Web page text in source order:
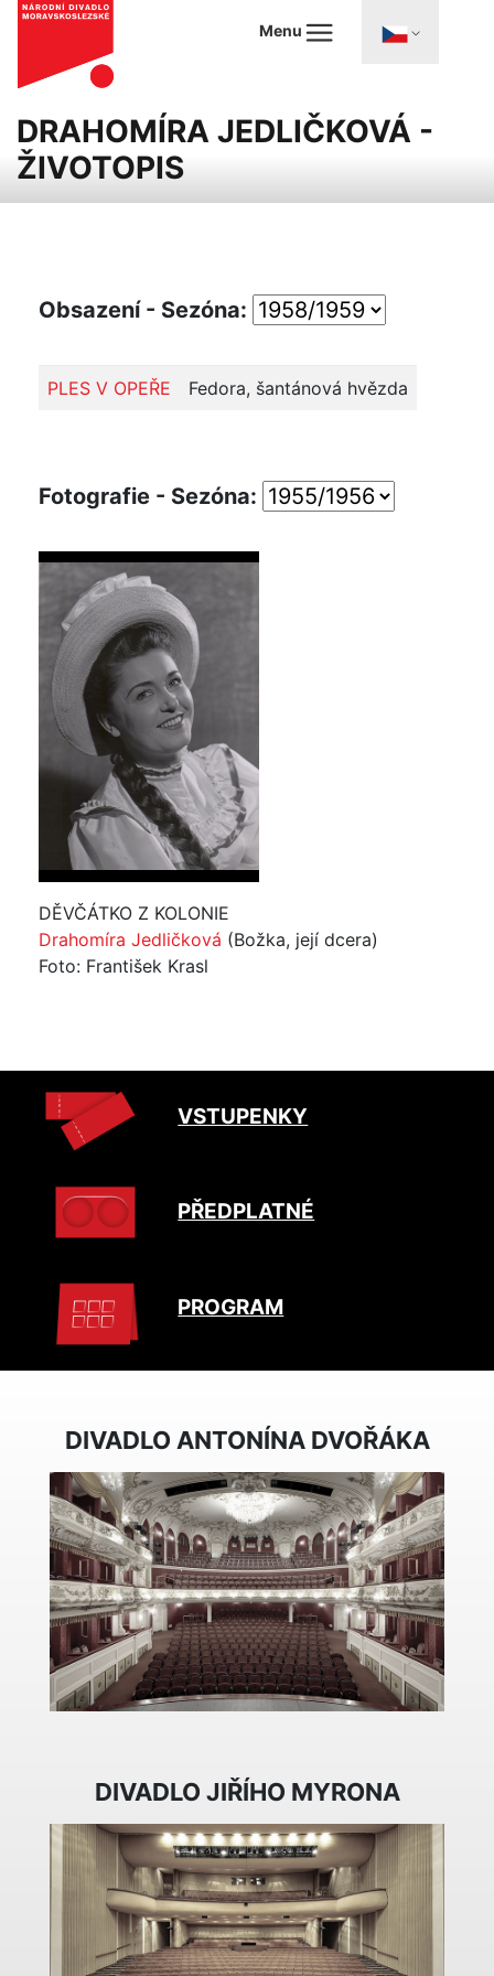
Menu
DRAHOMÍRA JEDLIČKOVÁ -
ŽIVOTOPIS
Obsazení - Sezóna:
PLES V OPEŘE Fedora, šantánová hvězda
Fotografie - Sezóna:
DĚVČÁTKO Z KOLONIE
Drahomíra Jedličková (Božka, její dcera)
Foto: František Krasl
VSTUPENKY
PŘEDPLATNÉ
PROGRAM
DIVADLO ANTONÍNA DVOŘÁKA
DIVADLO JIŘÍHO MYRONA